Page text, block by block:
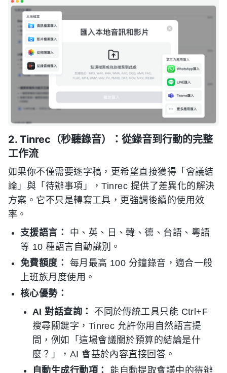
2. Tinrec（秒聽錄音）：從錄音到行動的完整
工作流
如果你不僅需要逐字稿，更希望直接獲得「會議結
論」與「待辦事項」，Tinrec 提供了差異化的解決
方案。它不只是轉寫工具，更強調後續的使用效
率。
支援語言：
中、英、日、韓、德、台語、粵語
等 10 種語言自動識別。
免費額度：
每月最高 100 分鐘錄音，適合一般
上班族月度使用。
核心優勢：
AI 對話查詢：
不同於傳統工具只能 Ctrl+F
搜尋關鍵字，Tinrec 允許你用自然語言提
問，例如「這場會議關於預算的結論是什
麼？」，AI 會基於內容直接回答。
自動生成行動項：
能自動提取會議中的待辦